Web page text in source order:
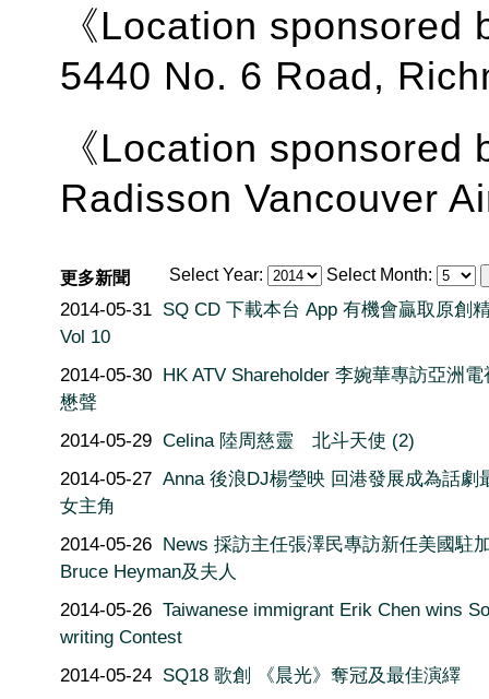
《Location
5440 No. 6 Road,
《Location
Radisson Vancouver
Select Year: Select Month:
更多新聞
2014-05-31 SQ CD 下載本台 App 有機會贏取原創
Vol 10
2014-05-30 HK ATV Shareholder 李婉華專訪亞洲電
懋聲
2014-05-29 Celina 陸周慈靈 北斗天使 (2)
2014-05-27 Anna 後浪DJ楊瑩映 回港發展成為話劇
女主角
2014-05-26 News 採訪主任張澤民專訪新任美國駐
Bruce Heyman及夫人
2014-05-26 Taiwanese immigrant Erik Chen wins
writing Contest
2014-05-24 SQ18 歌創 《晨光》奪冠及最佳演繹